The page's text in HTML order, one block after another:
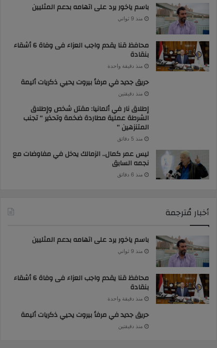
باسم ياخور يرد على اتهامه بدعم المثليين
منذ 9 ثواني
محافظ قنا يقدم واجب العزاء فى وفاة 6 أشقاء
بنقادة
منذ دقيقة واحدة
حريق جديد في مرفأ بيروت يحيي ذكريات أليمة
منذ دقيقتين
إطلاق نار في ألمانيا: مقتل شخص وإطلاق
الشرطة عملية مطاردة ضخمة وتحذير “ تجنب
المتنزهين ”
منذ 5 دقائق
ليس عمر كمال.. الزمالك يدخل في مفاوضات مع
نجمه السابق
منذ 6 دقائق
أخبار مُترجمة
باسم ياخور يرد على اتهامه بدعم المثليين
منذ 9 ثواني
محافظ قنا يقدم واجب العزاء فى وفاة 6 أشقاء
بنقادة
منذ دقيقة واحدة
حريق جديد في مرفأ بيروت يحيي ذكريات أليمة
منذ دقيقتين